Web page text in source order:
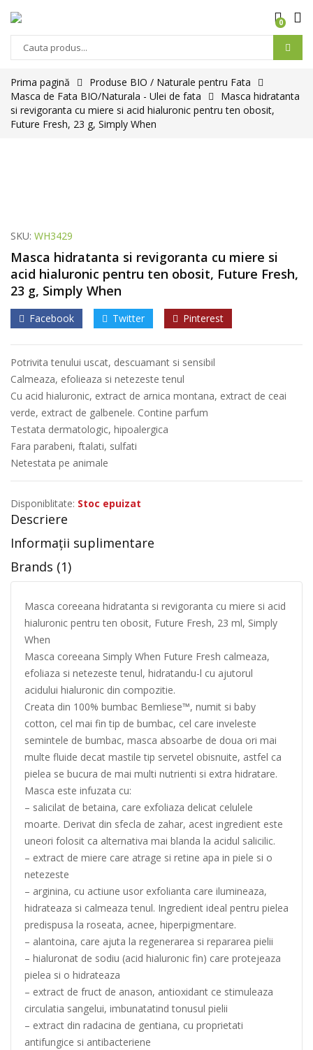
0
Prima pagină
Produse BIO / Naturale pentru Fata
Masca de Fata BIO/Naturala - Ulei de fata
Masca hidratanta
si revigoranta cu miere si acid hialuronic pentru ten obosit,
Future Fresh, 23 g, Simply When
SKU: WH3429
Masca hidratanta si revigoranta cu miere si
acid hialuronic pentru ten obosit, Future Fresh,
23 g, Simply When
Facebook Twitter Pinterest
Potrivita tenului uscat, descuamant si sensibil
Calmeaza, efolieaza si netezeste tenul
Cu acid hialuronic, extract de arnica montana, extract de ceai
verde, extract de galbenele. Contine parfum
Testata dermatologic, hipoalergica
Fara parabeni, ftalati, sulfati
Netestata pe animale
Disponiblitate: Stoc epuizat
Descriere
Informații suplimentare
Brands (1)
Masca coreeana hidratanta si revigoranta cu miere si acid
hialuronic pentru ten obosit, Future Fresh, 23 ml, Simply
When
Masca coreeana Simply When Future Fresh calmeaza,
efoliaza si netezeste tenul, hidratandu-l cu ajutorul
acidului hialuronic din compozitie.
Creata din 100% bumbac Bemliese™, numit si baby
cotton, cel mai fin tip de bumbac, cel care inveleste
semintele de bumbac, masca absoarbe de doua ori mai
multe fluide decat mastile tip servetel obisnuite, astfel ca
pielea se bucura de mai multi nutrienti si extra hidratare.
Masca este infuzata cu:
– salicilat de betaina, care exfoliaza delicat celulele
moarte. Derivat din sfecla de zahar, acest ingredient este
uneori folosit ca alternativa mai blanda la acidul salicilic.
– extract de miere care atrage si retine apa in piele si o
netezeste
– arginina, cu actiune usor exfolianta care ilumineaza,
hidrateaza si calmeaza tenul. Ingredient ideal pentru pielea
predispusa la roseata, acnee, hiperpigmentare.
– alantoina, care ajuta la regenerarea si repararea pielii
– hialuronat de sodiu (acid hialuronic fin) care protejeaza
pielea si o hidrateaza
– extract de fruct de anason, antioxidant ce stimuleaza
circulatia sangelui, imbunatatind tonusul pielii
– extract din radacina de gentiana, cu proprietati
antifungice si antibacteriene